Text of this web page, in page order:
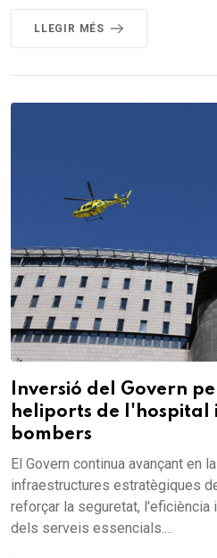
LLEGIR MÉS
Inversió del Govern
heliports de l'hospital
bombers
El Govern continua avançant en
infraestructures estratègiques
reforçar la seguretat, l'eficiència
dels serveis essencials....